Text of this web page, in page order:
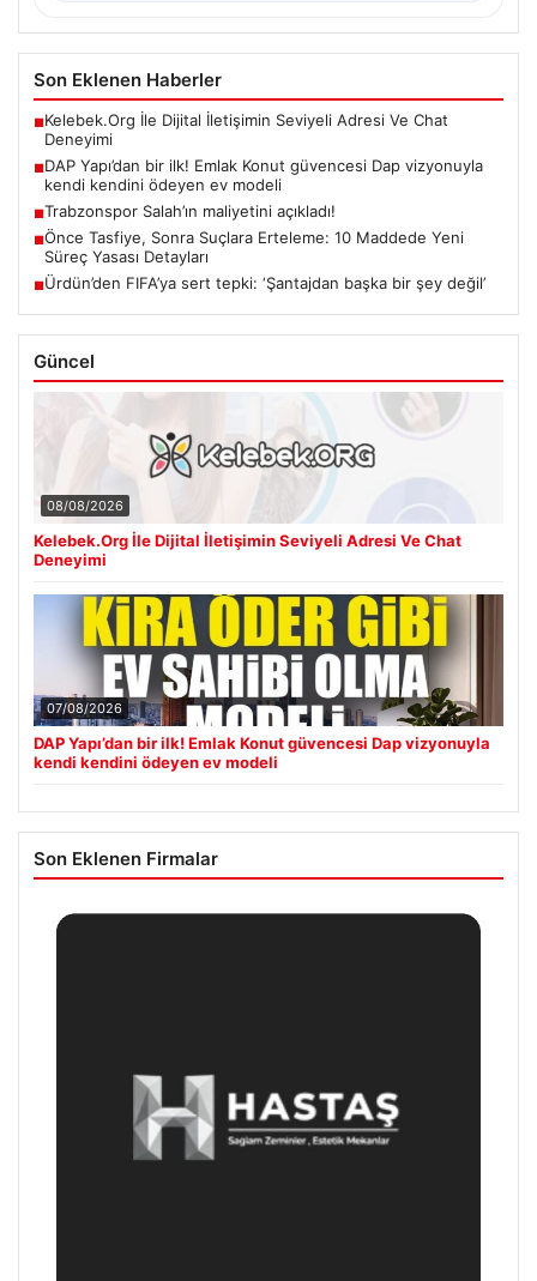
Son Eklenen Haberler
■Kelebek.Org İle Dijital İletişimin Seviyeli Adresi Ve Chat
Deneyimi
■DAP Yapı’dan bir ilk! Emlak Konut güvencesi Dap vizyonuyla
kendi kendini ödeyen ev modeli
■Trabzonspor Salah’ın maliyetini açıkladı!
■Önce Tasfiye, Sonra Suçlara Erteleme: 10 Maddede Yeni
Süreç Yasası Detayları
■Ürdün’den FIFA’ya sert tepki: ‘Şantajdan başka bir şey değil’
Güncel
08/08/2026
Kelebek.Org İle Dijital İletişimin Seviyeli Adresi Ve Chat
Deneyimi
07/08/2026
DAP Yapı’dan bir ilk! Emlak Konut güvencesi Dap vizyonuyla
kendi kendini ödeyen ev modeli
Son Eklenen Firmalar